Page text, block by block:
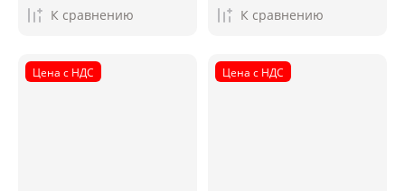
К сравнению К сравнению
Цена с НДС Цена с НДС